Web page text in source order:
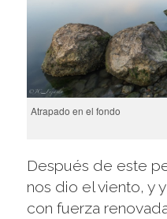
Atrapado en el fondo
Después de este
nos dio el viento, y
con fuerza